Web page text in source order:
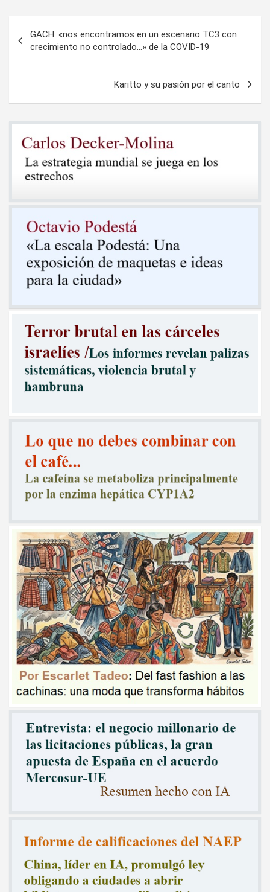
de
entradas
GACH: «nos encontramos en un escenario TC3 con
crecimiento no controlado…» de la COVID-19
Karitto y su pasión por el canto